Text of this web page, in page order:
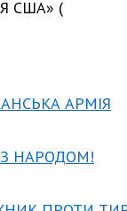
США» (
АРМІЯ
З НАРОДОМ!